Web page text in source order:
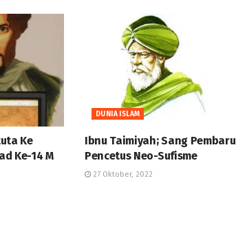
Ke
Ke-14 M
DUNIA ISLAM
Ibnu Taimiyah; Sang Pembaru
Pencetus Neo-Sufisme
27 Oktober, 2022